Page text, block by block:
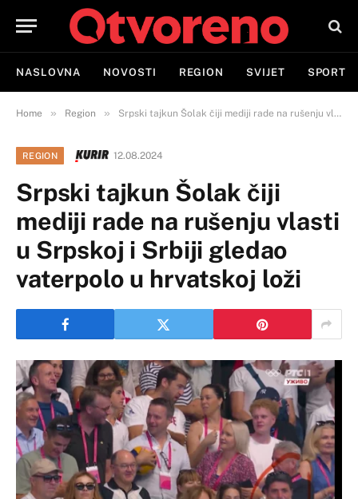
NASLOVNA NOVOSTI REGION SVIJET SPORT
Home » Region » Srpski tajkun Šolak čiji mediji rade na rušenju vlasti u Srpskoj i Srbiji gledao vaterpolo u hrvatskoj loži
REGION 12.08.2024
Srpski tajkun Šolak čiji
mediji rade na rušenju vlasti
u Srpskoj i Srbiji gledao
vaterpolo u hrvatskoj loži